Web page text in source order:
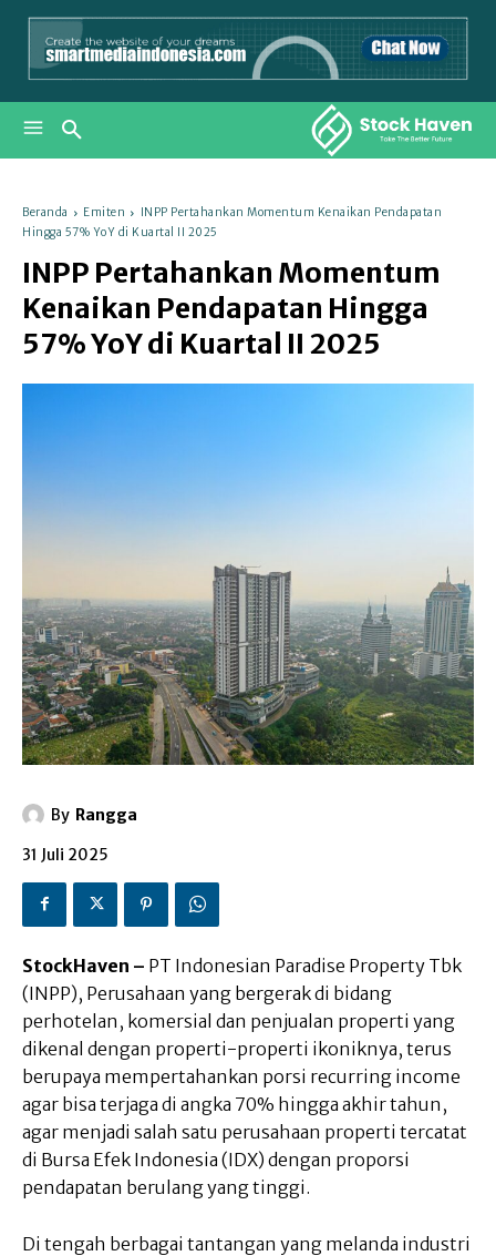
Beranda Emiten
INPP Pertahankan Momentum Kenaikan Pendapatan
Hingga 57% YoY di Kuartal II 2025
INPP Pertahankan Momentum
Kenaikan Pendapatan Hingga
57% YoY di Kuartal II 2025
By Rangga
31 Juli 2025
StockHaven – PT Indonesian Paradise Property Tbk
(INPP), Perusahaan yang bergerak di bidang
perhotelan, komersial dan penjualan properti yang
dikenal dengan properti-properti ikoniknya, terus
berupaya mempertahankan porsi recurring income
agar bisa terjaga di angka 70% hingga akhir tahun,
agar menjadi salah satu perusahaan properti tercatat
di Bursa Efek Indonesia (IDX) dengan proporsi
pendapatan berulang yang tinggi.
Di tengah berbagai tantangan yang melanda industri